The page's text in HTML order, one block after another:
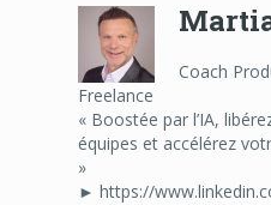
Coach
Freelance
« Boostée par l’IA,
équipes et accélérez
»
► https://